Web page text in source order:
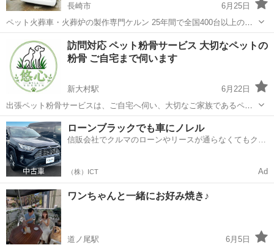
長崎市
6月25日
ペット火葬車・火葬炉の製作専門ケルン 25年間で全国400台以上の製
作販売実績がある安心安全のペット火葬車。 訪問ペット葬儀を行う為
のペット火葬炉の製作販売店！ https://cerun.jp/ 長崎市でペ...
長崎 長崎市 ペット 葬儀社
訪問対応 ペット粉骨サービス 大切なペットの
粉骨 ご自宅まで伺います
新大村駅
6月22日
出張ペット粉骨サービスは、ご自宅へ伺い、大切なご家族であるペッ
トちゃんのご遺骨を丁寧に粉骨するサービスです。ペット火葬後のご
遺骨をパウダー状にすることで、骨壺を小さくしたい方や、自宅供
養・納骨・散骨を検討されている方にご利用...
長崎 大村市 新大村駅 ペットサービス
ローンブラックでも車にノレル
信販会社でクルマのローンやリースが通らなくてもクル
（株）ICT Ad
ワンちゃんと一緒にお好み焼き♪
道ノ尾駅
6月5日